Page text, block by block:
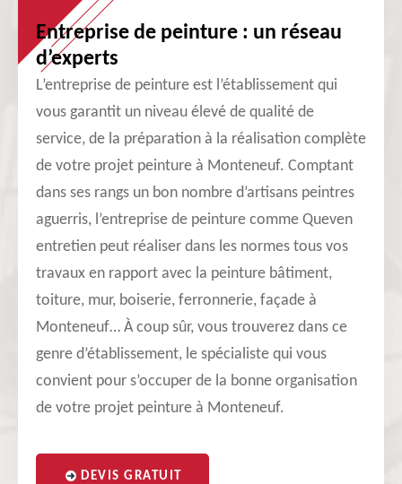
Entreprise de peinture : un réseau
d’experts
L’entreprise de peinture est l’établissement qui
vous garantit un niveau élevé de qualité de
service, de la préparation à la réalisation complète
de votre projet peinture à Monteneuf. Comptant
dans ses rangs un bon nombre d’artisans peintres
aguerris, l’entreprise de peinture comme Queven
entretien peut réaliser dans les normes tous vos
travaux en rapport avec la peinture bâtiment,
toiture, mur, boiserie, ferronnerie, façade à
Monteneuf… À coup sûr, vous trouverez dans ce
genre d’établissement, le spécialiste qui vous
convient pour s’occuper de la bonne organisation
de votre projet peinture à Monteneuf.
DEVIS GRATUIT